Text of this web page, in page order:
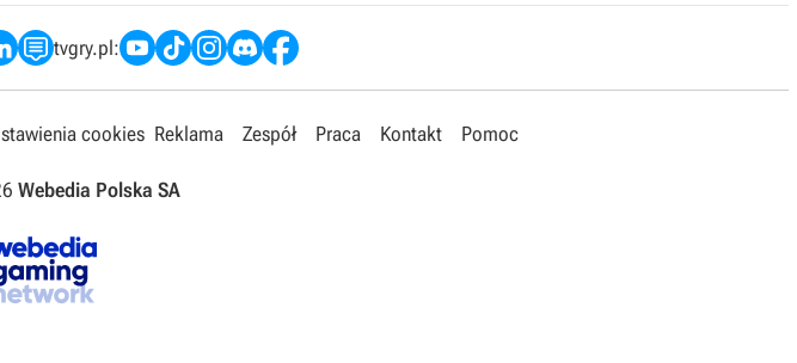
tvgry.pl:
cookies Reklama Zespół Praca Kontakt Pomoc
Webedia Polska SA